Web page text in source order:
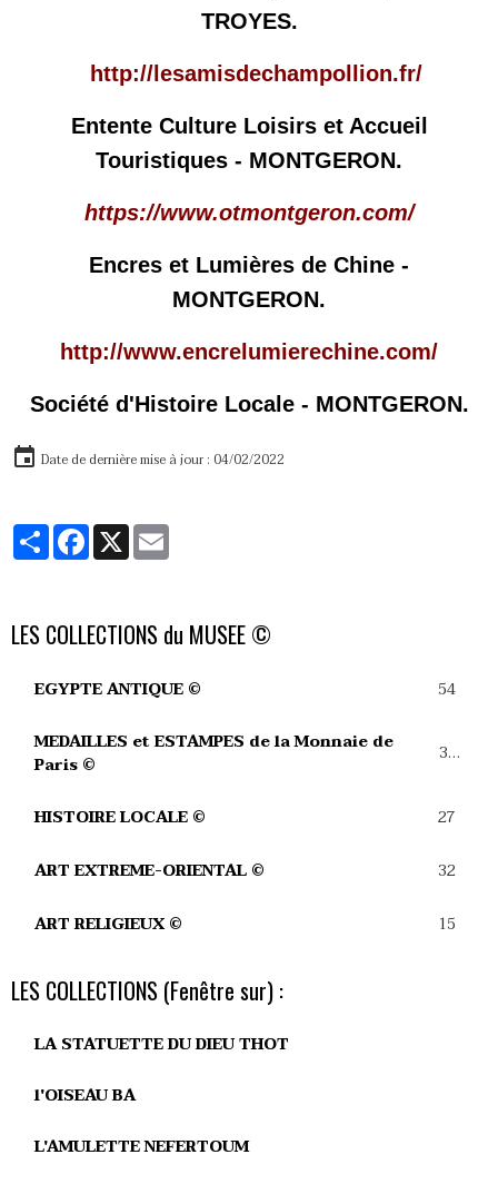
TROYES.
http://lesamisdechampollion.fr/
Entente Culture Loisirs et Accueil
Touristiques - MONTGERON.
https://www.otmontgeron.com/
Encres et Lumières de Chine -
MONTGERON.
http://www.encrelumierechine.com/
Société d'Histoire Locale - MONTGERON.
Date de dernière mise à jour : 04/02/2022
PartagerFacebook
X
LES COLLECTIONS du MUSEE ©
EGYPTE ANTIQUE © 54
MEDAILLES et ESTAMPES de la Monnaie de
Paris ©
39
HISTOIRE LOCALE © 27
ART EXTREME-ORIENTAL © 32
ART RELIGIEUX © 15
LES COLLECTIONS (Fenêtre sur) :
LA STATUETTE DU DIEU THOT
l'OISEAU BA
L'AMULETTE NEFERTOUM